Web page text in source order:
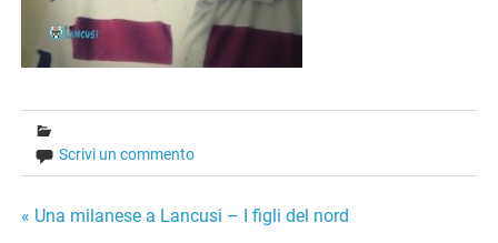
Scrivi un commento
Navigazione
« Una milanese a Lancusi – I figli del nord